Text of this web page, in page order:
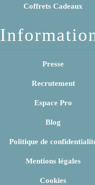
Coffrets Cadeaux
Presse
Recrutement
Espace Pro
Blog
Politique de
Mentions légales
Cookies